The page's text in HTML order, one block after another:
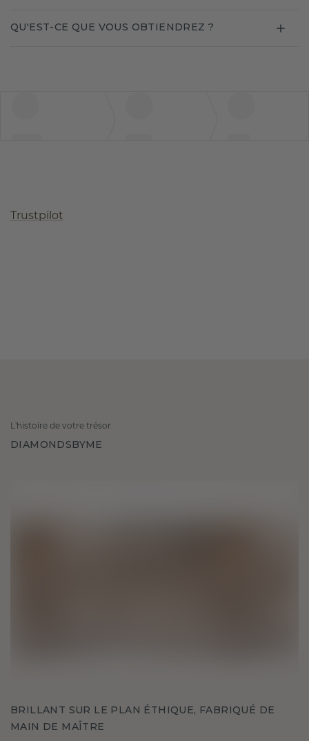
QU'EST-CE QUE VOUS OBTIENDREZ ?
Trustpilot
L'histoire de votre trésor
DIAMONDSBYME
BRILLANT SUR LE PLAN ÉTHIQUE, FABRIQUÉ DE
MAIN DE MAÎTRE